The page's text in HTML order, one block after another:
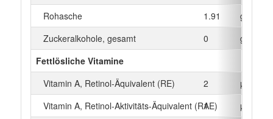
Rohasche
1.91
g
Zuckeralkohole, gesamt
0
g
Fettlösliche Vitamine
Vitamin A, Retinol-Äquivalent (RE)
2
µg
Vitamin A, Retinol-Aktivitäts-Äquivalent (RAE)
1
µg